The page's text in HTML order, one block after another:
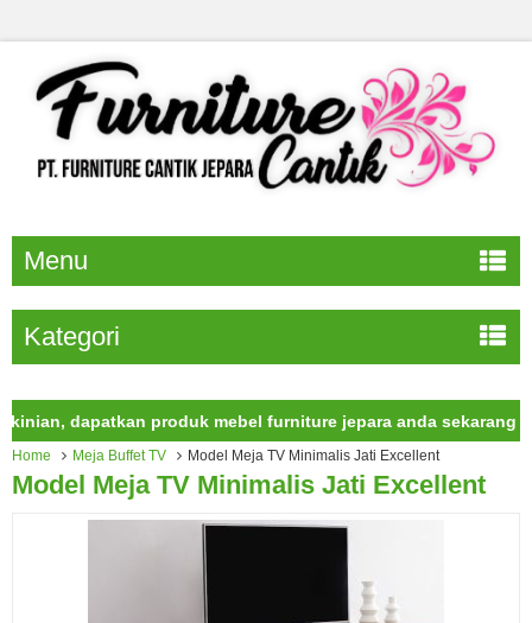
Menu
Kategori
produk mebel furniture jepara anda sekarang juga.
Home Meja Buffet TV Model Meja TV Minimalis Jati Excellent
Model Meja TV Minimalis Jati Excellent